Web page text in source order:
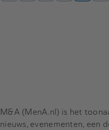
M&A (MenA.nl) is het
nieuws, evenementen, een